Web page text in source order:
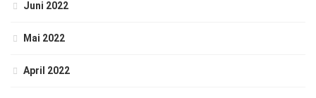
Juni 2022
Mai 2022
April 2022